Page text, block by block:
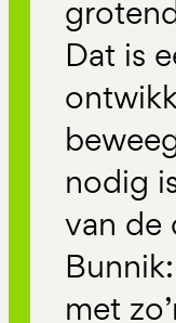
Dat is
nodig
van de
met